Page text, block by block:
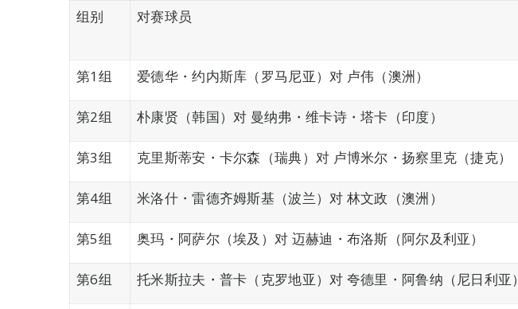
组别
对赛球员
第1组 爱德华・约内斯库（罗马尼亚）对 卢伟（澳洲）
第2组 朴康贤（韩国）对 曼纳弗・维卡诗・塔卡（印度）
第3组 克里斯蒂安・卡尔森（瑞典）对 卢博米尔・扬察里克（捷克）
第4组 米洛什・雷德齐姆斯基（波兰）对 林文政（澳洲）
第5组 奥玛・阿萨尔（埃及）对 迈赫迪・布洛斯（阿尔及利亚）
第6组 托米斯拉夫・普卡（克罗地亚）对 夸德里・阿鲁纳（尼日利亚）